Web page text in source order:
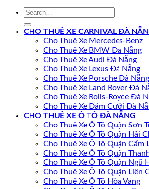
CHO THUÊ XE CARNIVAL ĐÀ
Cho Thuê Xe Mercedes-Benz
Cho Thuê Xe BMW Đà Nẵng
Cho Thuê Xe Audi Đà Nẵng
Cho Thuê Xe Lexus Đà Nẵng
Cho Thuê Xe Porsche Đà Nẵng
Cho Thuê Xe Land Rover Đà
Cho Thuê Xe Rolls-Royce Đà
Cho Thuê Xe Đám Cưới Đà
CHO THUÊ XE Ô TÔ ĐÀ NẴNG
Cho Thuê Xe Ô Tô Quận Sơn
Cho Thuê Xe Ô Tô Quận Hải
Cho Thuê Xe Ô Tô Quận Cẩm
Cho Thuê Xe Ô Tô Quận
Cho Thuê Xe Ô Tô Quận Ngũ
Cho Thuê Xe Ô Tô Quận Liên
Cho Thuê Xe Ô Tô Hòa Vang